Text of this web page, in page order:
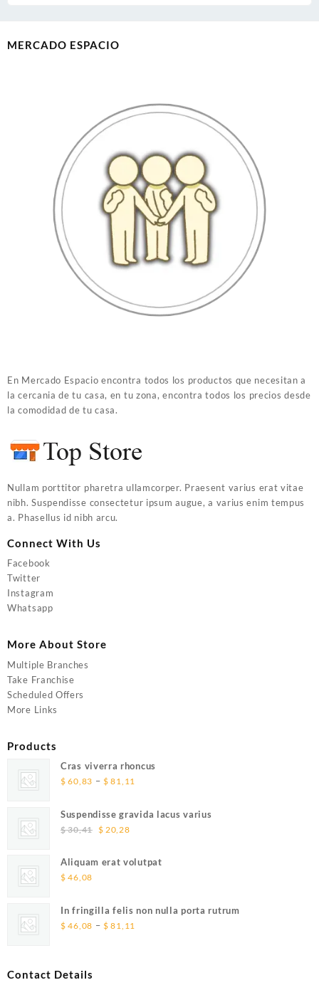
MERCADO ESPACIO
En Mercado Espacio encontra todos los productos que necesitan a
la cercania de tu casa, en tu zona, encontra todos los precios desde
la comodidad de tu casa.
Nullam porttitor pharetra ullamcorper. Praesent varius erat vitae
nibh. Suspendisse consectetur ipsum augue, a varius enim tempus
a. Phasellus id nibh arcu.
Connect With Us
Facebook
Twitter
Instagram
Whatsapp
More About Store
Multiple Branches
Take Franchise
Scheduled Offers
More Links
Products
Cras viverra rhoncus
$ 60,83 – $ 81,11
$ 60,83
Suspendisse gravida lacus varius
$30,41
Original
was:
$ 20,28Current
is:
Aliquam erat volutpat
$ 46,08
In fringilla felis non nulla porta rutrum
$ 46,08 – $ 81,11
Contact Details